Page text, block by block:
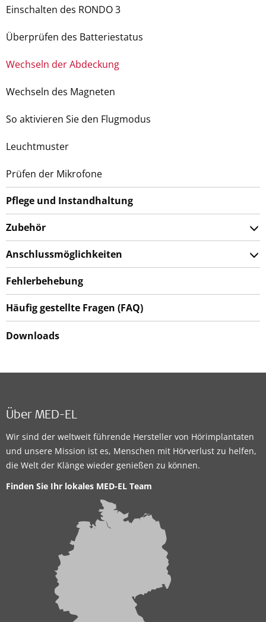
Einschalten des RONDO 3
Überprüfen des Batteriestatus
Wechseln der Abdeckung
Wechseln des Magneten
So aktivieren Sie den Flugmodus
Leuchtmuster
Prüfen der Mikrofone
Pflege und Instandhaltung
Zubehör
Anschlussmöglichkeiten
Fehlerbehebung
Häufig gestellte Fragen (FAQ)
Downloads
Über MED-EL
Wir sind der weltweit führende Hersteller von Hörimplantaten
und unsere Mission ist es, Menschen mit Hörverlust zu helfen,
die Welt der Klänge wieder genießen zu können.
Finden Sie Ihr lokales MED-EL Team